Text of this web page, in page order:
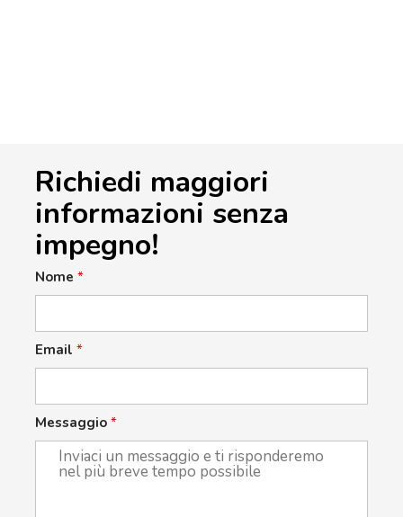
Richiedi maggiori
informazioni senza
impegno!
Nome *
Email *
Messaggio *